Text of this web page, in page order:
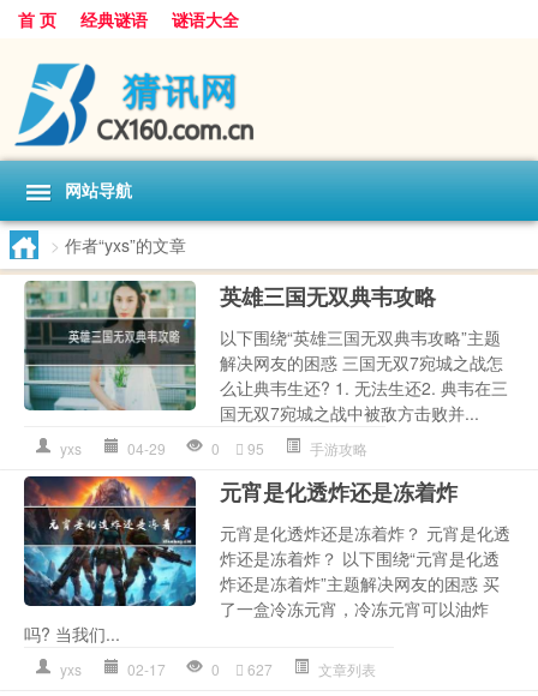
首 页 经典谜语 谜语大全
网站导航
> 作者“yxs”的文章
英雄三国无双典韦攻略
以下围绕“英雄三国无双典韦攻略”主题
解决网友的困惑 三国无双7宛城之战怎
么让典韦生还? 1. 无法生还2. 典韦在三
国无双7宛城之战中被敌方击败并...
yxs 04-29 0 95 手游攻略
元宵是化透炸还是冻着炸
元宵是化透炸还是冻着炸？ 元宵是化透
炸还是冻着炸？ 以下围绕“元宵是化透
炸还是冻着炸”主题解决网友的困惑 买
了一盒冷冻元宵，冷冻元宵可以油炸
吗? 当我们...
yxs 02-17 0 627 文章列表